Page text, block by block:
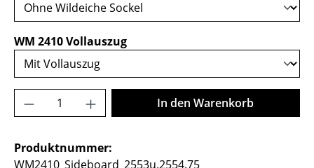
WM 2410 Vollauszugauswählen
Produkt Anzahl: Gib den gewünschten
In den Warenkorb
Produktnummer:
WM2410_Sideboard_2553u.2554.75